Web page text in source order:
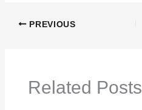
PREVIOUS
Related Posts